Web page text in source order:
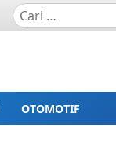
OTOMOTIF